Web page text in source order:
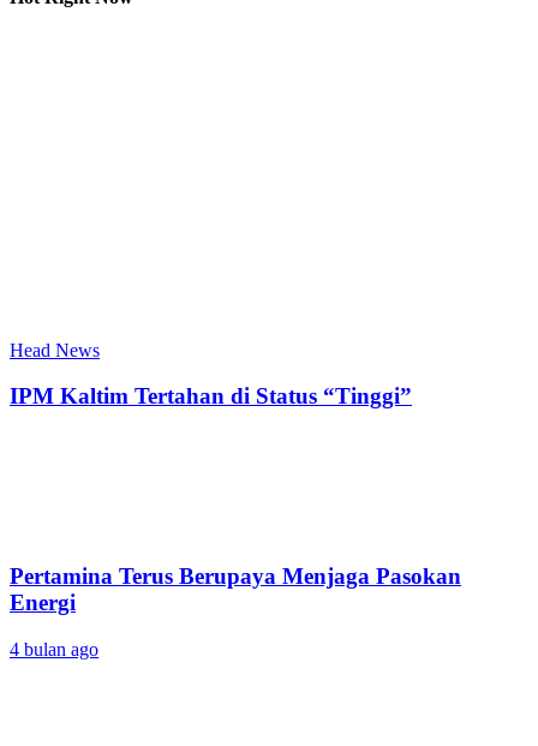
Head News
IPM Kaltim Tertahan di Status “Tinggi”
Pertamina Terus Berupaya Menjaga Pasokan
Energi
4 bulan ago